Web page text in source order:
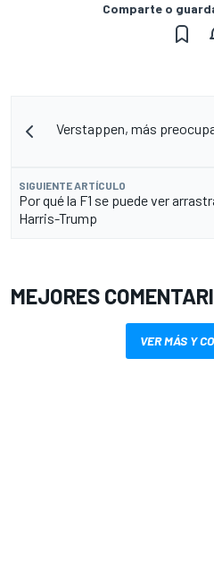
Comparte o
Verstappen, más
SIGUIENTE ARTÍCULO
Por qué la F1 se puede ver
Harris-Trump
MEJORES
VER MÁS Y